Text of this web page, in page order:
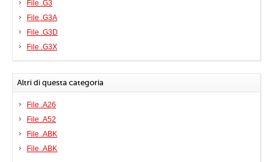
File .G3
File .G3A
File .G3D
File .G3X
Altri di questa categoria
File .A26
File .A52
File .ABK
File .ABK